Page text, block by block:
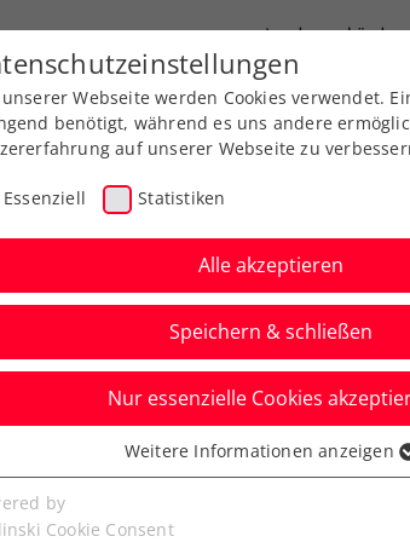
Landesverbände
Ausbildung Services
Michalitsch,
Webseite werden Cookies verwendet.
benötigt, während es uns andere
auf unserer Webseite zu
Essenziell Statistiken
Alle akzeptieren
Speichern & schließen
Nur essenzielle Cookies
Cookies werden für grundlegende
benötigt. Dadurch ist gewährleistet, dass
Weitere Informationen anzeigen
by
Cookie Consent